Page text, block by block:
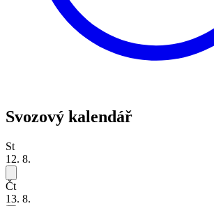
Svozový kalendář
St
12. 8.
Čt
13. 8.